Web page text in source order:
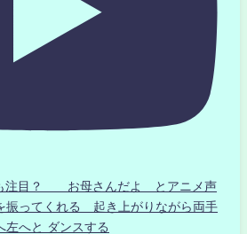
注目？ お母さんだよ とアニメ声
振ってくれる 起き上がりながら両手
へと ダンスする